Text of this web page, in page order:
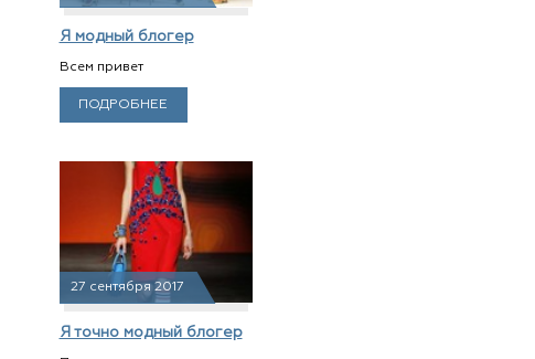
Я модный блогер
Всем привет
ПОДРОБНЕЕ
27 сентября 2017
Я точно модный блогер